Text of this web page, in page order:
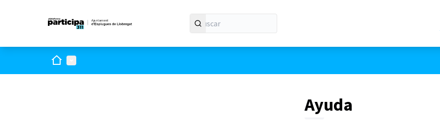
InicioMenú principal
Ayuda